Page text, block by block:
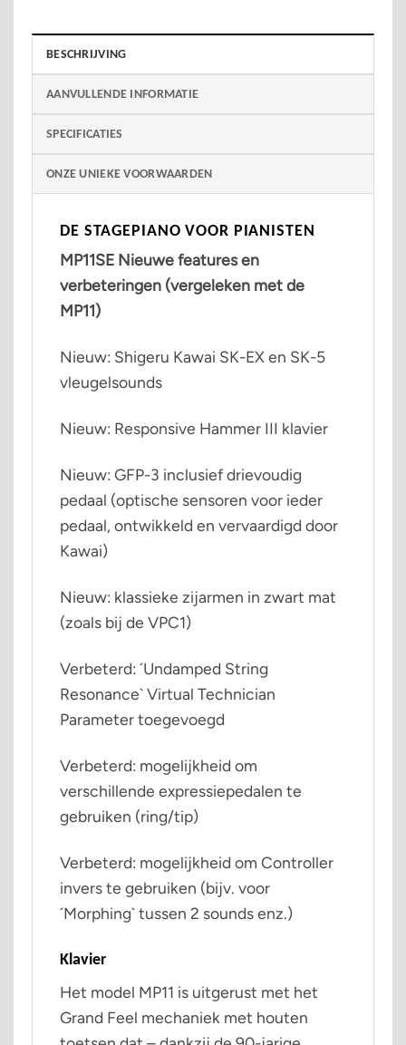
BESCHRIJVING
AANVULLENDE INFORMATIE
SPECIFICATIES
ONZE UNIEKE VOORWAARDEN
DE STAGEPIANO VOOR PIANISTEN
MP11SE Nieuwe features en
verbeteringen (vergeleken met de
MP11)
Nieuw: Shigeru Kawai SK-EX en SK-5
vleugelsounds
Nieuw: Responsive Hammer III klavier
Nieuw: GFP-3 inclusief drievoudig
pedaal (optische sensoren voor ieder
pedaal, ontwikkeld en vervaardigd door
Kawai)
Nieuw: klassieke zijarmen in zwart mat
(zoals bij de VPC1)
Verbeterd: ´Undamped String
Resonance` Virtual Technician
Parameter toegevoegd
Verbeterd: mogelijkheid om
verschillende expressiepedalen te
gebruiken (ring/tip)
Verbeterd: mogelijkheid om Controller
invers te gebruiken (bijv. voor
´Morphing` tussen 2 sounds enz.)
Klavier
Het model MP11 is uitgerust met het
Grand Feel mechaniek met houten